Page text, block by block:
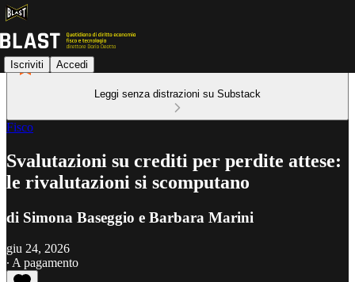
Iscriviti Accedi
Leggi senza distrazioni su Substack
Fisco
Svalutazioni su crediti per perdite attese:
le rivalutazioni si scomputano
di Simona Baseggio e Barbara Marini
giu 24, 2026
∙ A pagamento